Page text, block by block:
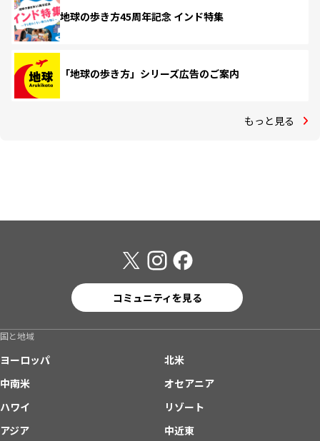
地球の歩き方45周年記念 インド特集
「地球の歩き方」シリーズ広告のご案内
もっと見る
コミュニティを見る
国と地域
ヨーロッパ
北米
中南米
オセアニア
ハワイ
リゾート
アジア
中近東